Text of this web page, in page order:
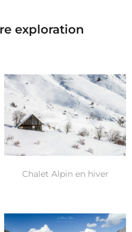
exploration
Chalet Alpin en hiver